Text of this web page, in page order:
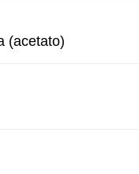
(acetato)